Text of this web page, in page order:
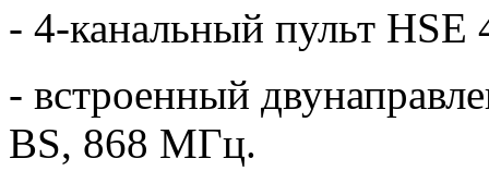
- 4-канальный пульт HSE
- встроенный
BS, 868 МГц.